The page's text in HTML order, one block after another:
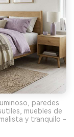
paredes
muebles de
y tranquilo -